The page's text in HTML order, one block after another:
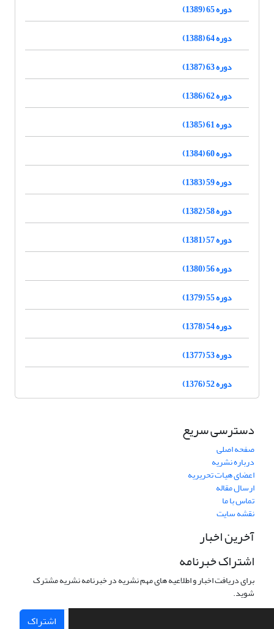
دوره 65 (1389)
دوره 64 (1388)
دوره 63 (1387)
دوره 62 (1386)
دوره 61 (1385)
دوره 60 (1384)
دوره 59 (1383)
دوره 58 (1382)
دوره 57 (1381)
دوره 56 (1380)
دوره 55 (1379)
دوره 54 (1378)
دوره 53 (1377)
دوره 52 (1376)
دسترسی سریع
صفحه اصلی
درباره نشریه
اعضای هیات تحریریه
ارسال مقاله
تماس با ما
نقشه سایت
آخرین اخبار
اشتراک خبرنامه
برای دریافت اخبار و اطلاعیه های مهم نشریه در خبرنامه نشریه مشترک
شوید.
اشتراک